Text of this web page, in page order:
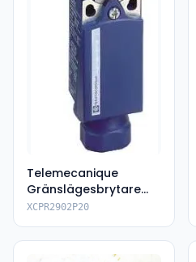
Telemecanique
Gränslägesbrytare
XCPR2902P20
XCPR2902P20